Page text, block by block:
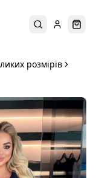
ПошукУвійти
розмірів